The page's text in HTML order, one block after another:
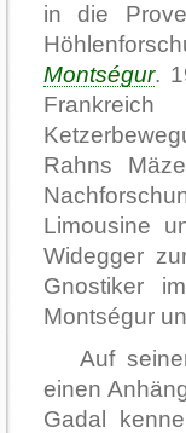
in die
Montségur.
Rahns
Limousine
Widegger
Gnostiker
Montségur
Auf
einen
Gadal